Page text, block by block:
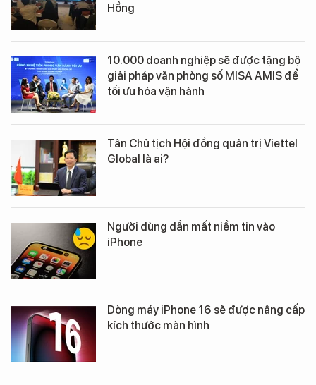
Hồng
10.000 doanh nghiệp sẽ được tặng bộ
giải pháp văn phòng số MISA AMIS để
tối ưu hóa vận hành
Tân Chủ tịch Hội đồng quản trị Viettel
Global là ai?
Người dùng dần mất niềm tin vào
iPhone
Dòng máy iPhone 16 sẽ được nâng cấp
kích thước màn hình